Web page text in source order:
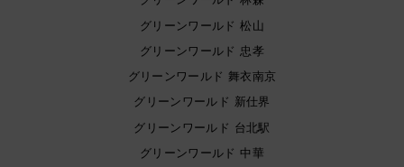
グリーンワールド 松山
グリーンワールド 忠孝
グリーンワールド 舞衣南京
グリーンワールド 新仕界
グリーンワールド 台北駅
グリーンワールド 中華